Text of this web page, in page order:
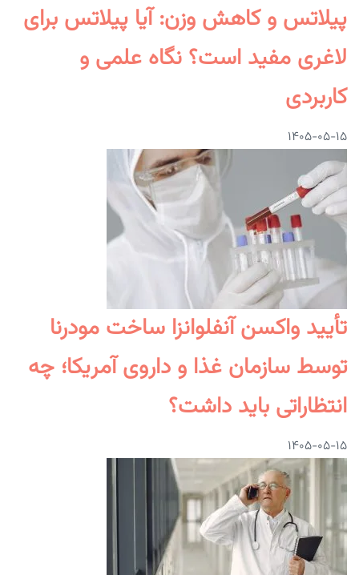
پیلاتس و کاهش وزن: آیا پیلاتس برای
لاغری مفید است؟ نگاه علمی و
کاربردی
۱۴۰۵-۰۵-۱۵
تأیید واکسن آنفلوانزا ساخت مودرنا
توسط سازمان غذا و داروی آمریکا؛ چه
انتظاراتی باید داشت؟
۱۴۰۵-۰۵-۱۵